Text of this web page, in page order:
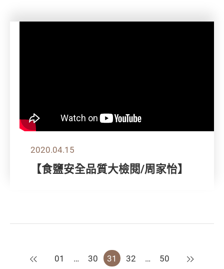
2020.04.15
【食鹽安全品質大檢閱/周家怡】
上一頁
01 … 30 31 32 … 50 下一頁